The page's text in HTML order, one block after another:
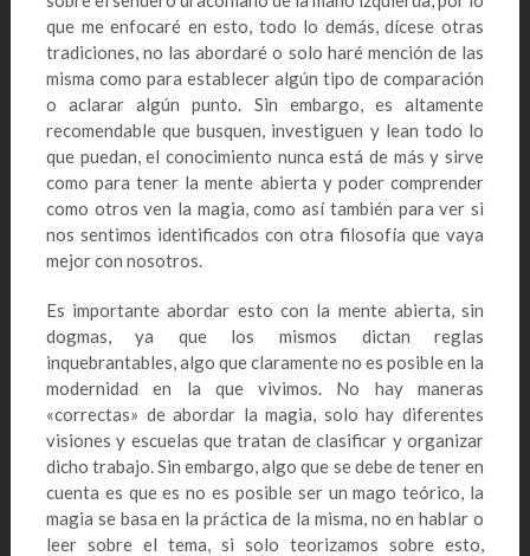
que me enfocaré en esto, todo lo demás, dícese otras
tradiciones, no las abordaré o solo haré mención de las
misma como para establecer algún tipo de comparación
o aclarar algún punto. Sin embargo, es altamente
recomendable que busquen, investiguen y lean todo lo
que puedan, el conocimiento nunca está de más y sirve
como para tener la mente abierta y poder comprender
como otros ven la magia, como así también para ver si
nos sentimos identificados con otra filosofía que vaya
mejor con nosotros.
Es importante abordar esto con la mente abierta, sin
dogmas, ya que los mismos dictan reglas
inquebrantables, algo que claramente no es posible en la
modernidad en la que vivimos. No hay maneras
«correctas» de abordar la magia, solo hay diferentes
visiones y escuelas que tratan de clasificar y organizar
dicho trabajo. Sin embargo, algo que se debe de tener en
cuenta es que es no es posible ser un mago teórico, la
magia se basa en la práctica de la misma, no en hablar o
leer sobre el tema, si solo teorizamos sobre esto,